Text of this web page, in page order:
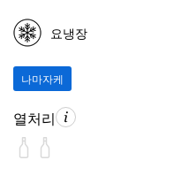
요냉장
나마자케
열처리